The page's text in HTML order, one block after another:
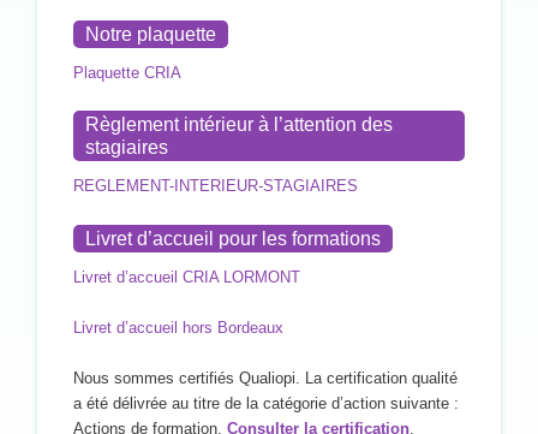
Notre plaquette
Plaquette CRIA
Règlement intérieur à l’attention des
stagiaires
REGLEMENT-INTERIEUR-STAGIAIRES
Livret d’accueil pour les formations
Livret d’accueil CRIA LORMONT
Livret d’accueil hors Bordeaux
Nous sommes certifiés Qualiopi. La certification qualité
a été délivrée au titre de la catégorie d’action suivante :
Actions de formation. Consulter la certification